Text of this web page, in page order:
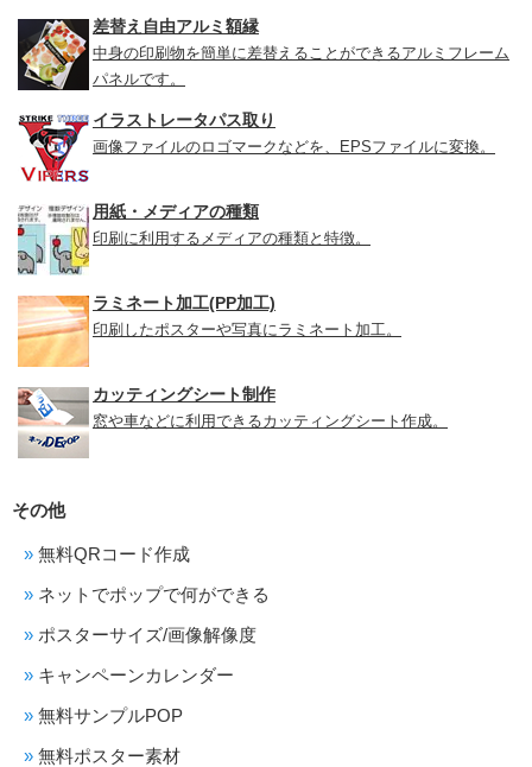
差替え自由アルミ額縁
中身の印刷物を簡単に差替えることができるアルミフレーム
パネルです。
イラストレータパス取り
画像ファイルのロゴマークなどを、EPSファイルに変換。
用紙・メディアの種類
印刷に利用するメディアの種類と特徴。
ラミネート加工(PP加工)
印刷したポスターや写真にラミネート加工。
カッティングシート制作
窓や車などに利用できるカッティングシート作成。
その他
無料QRコード作成
ネットでポップで何ができる
ポスターサイズ/画像解像度
キャンペーンカレンダー
無料サンプルPOP
無料ポスター素材